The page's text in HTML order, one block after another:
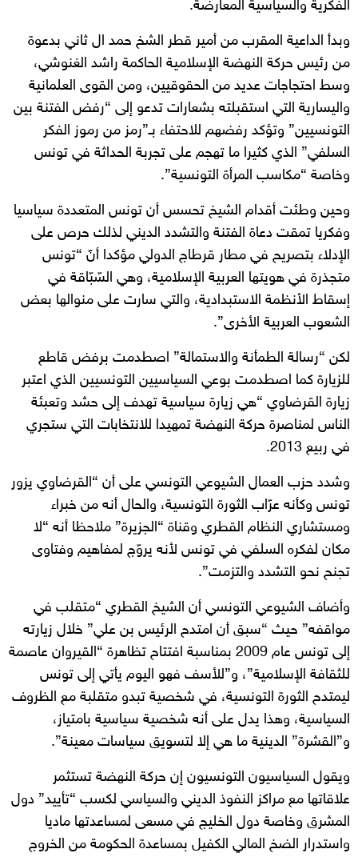
الفكرية والسياسية المعارضة.
وبدأ الداعية المقرب من أمير قطر الشخ حمد ال ثاني بدعوة
من رئيس حركة النهضة الإسلامية الحاكمة راشد الغنوشي،
وسط احتجاجات عديد من الحقوقيين، ومن القوى العلمانية
واليسارية التي استقبلته بشعارات تدعو إلى “رفض الفتنة بين
التونسيين” وتؤكد رفضهم للاحتفاء بـ”رمز من رموز الفكر
السلفي” الذي كثيرا ما تهجم على تجربة الحداثة في تونس
وخاصة “مكاسب المرأة التونسية”.
وحين وطئت أقدام الشيخ تحسس أن تونس المتعددة سياسيا
وفكريا تمقت دعاة الفتنة والتشدد الديني لذلك حرص على
الإدلاء بتصريح في مطار قرطاج الدولي مؤكدا أنّ “تونس
متجذرة في هويتها العربية الإسلامية، وهي السّبّاقة في
إسقاط الأنظمة الاستبدادية، والتي سارت على منوالها بعض
الشعوب العربية الأخرى”.
لكن “رسالة الطمأنة والاستمالة” اصطدمت برفض قاطع
للزيارة كما اصطدمت بوعي السياسيين التونسيين الذي اعتبر
زيارة القرضاوي “هي زيارة سياسية تهدف إلى حشد وتعبئة
الناس لمناصرة حركة النهضة تمهيدا للانتخابات التي ستجري
في ربيع 2013.
وشدد حزب العمال الشيوعي التونسي على أن “القرضاوي يزور
تونس وكأنه عرّاب الثورة التونسية، والحال أنه من خبراء
ومستشاري النظام القطري وقناة “الجزيرة” ملاحظا أنه “لا
مكان لفكره السلفي في تونس لأنه يروّج لمفاهيم وفتاوى
تجنح نحو التشدد والتزمت”.
وأضاف الشيوعي التونسي أن الشيخ القطري “متقلب في
مواقفه” حيث “سبق أن امتدح الرئيس بن علي” خلال زيارته
إلى تونس عام 2009 بمناسبة افتتاح تظاهرة “القيروان عاصمة
للثقافة الإسلامية”، و”للأسف فهو اليوم يأتي إلى تونس
ليمتدح الثورة التونسية، في شخصية تبدو متقلبة مع الظروف
السياسية، وهذا يدل على أنه شخصية سياسية بامتياز،
و”القشرة” الدينية ما هي إلا لتسويق سياسات معينة”.
ويقول السياسيون التونسيون إن حركة النهضة تستثمر
علاقاتها مع مراكز النفوذ الديني والسياسي لكسب “تأييد” دول
المشرق وخاصة دول الخليج في مسعى لمساعدتها ماديا
واستدرار الضخ المالي الكفيل بمساعدة الحكومة من الخروج